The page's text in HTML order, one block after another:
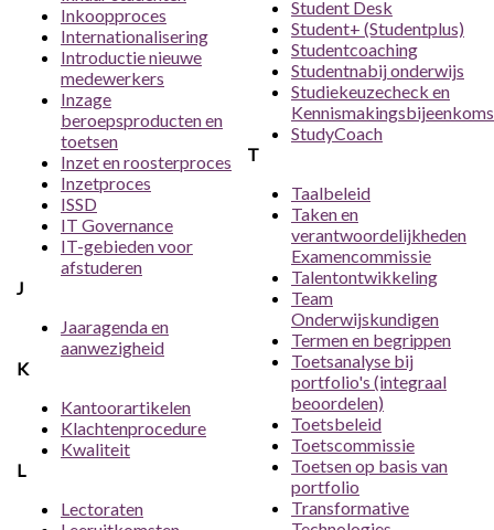
Inkoopproces
Internationalisering
Introductie nieuwe
medewerkers
Inzage
beroepsproducten en
toetsen
Inzet en roosterproces
Inzetproces
ISSD
IT Governance
IT-gebieden voor
afstuderen
J
Jaaragenda en
aanwezigheid
K
Kantoorartikelen
Klachtenprocedure
Kwaliteit
L
Lectoraten
Student Desk
Student+ (Studentplus)
Studentcoaching
Studentnabij onderwijs
Studiekeuzecheck en
StudyCoach
T
Taalbeleid
Taken en
verantwoordelijkheden
Examencommissie
Talentontwikkeling
Team
Onderwijskundigen
Termen en begrippen
Toetsanalyse bij
portfolio's (integraal
beoordelen)
Toetsbeleid
Toetscommissie
Toetsen op basis van
portfolio
Transformative